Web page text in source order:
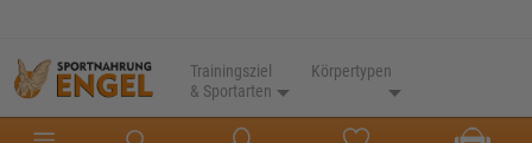
Trainingsziel
& Sportarten
Körpertypen